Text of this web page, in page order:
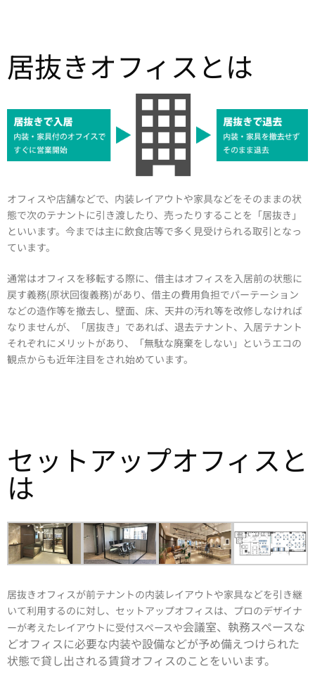
居抜きオフィスとは
オフィスや店舗などで、内装レイアウトや家具などをそのままの状
態で次のテナントに引き渡したり、売ったりすることを「居抜き」
といいます。今までは主に飲食店等で多く見受けられる取引となっ
ています。
通常はオフィスを移転する際に、借主はオフィスを入居前の状態に
戻す義務(原状回復義務)があり、借主の費用負担でパーテーション
などの造作等を撤去し、壁面、床、天井の汚れ等を改修しなければ
なりませんが、「居抜き」であれば、退去テナント、入居テナント
それぞれにメリットがあり、「無駄な廃棄をしない」というエコの
観点からも近年注目をされ始めています。
セットアップオフィスと
は
居抜きオフィスが前テナントの内装レイアウトや家具などを引き継
いて利用するのに対し、セットアップオフィスは、プロのデザイナ
ーが考えたレイアウトに受付スペースや会議室、 執務スペースな
どオフィスに必要な内装や設備などが予め備えつけられた
状態で貸し出される賃貸オフィスのことをいいます。